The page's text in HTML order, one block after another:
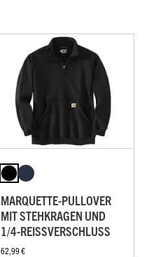
MARQUETTE-PULLOVER
MIT STEHKRAGEN UND
1/4-REISSVERSCHLUSS
62,99 €